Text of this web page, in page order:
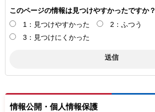
このページの情報は見つけやすかったですか？
1：見つけやすかった
2：ふつう
3：見つけにくかった
情報公開・個人情報保護